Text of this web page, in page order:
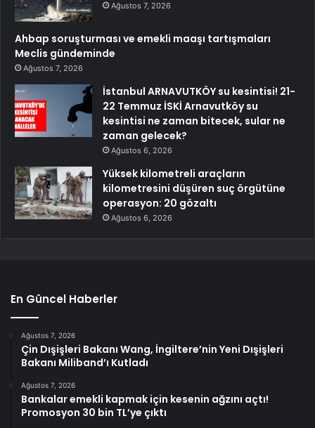
Ağustos 7, 2026
Ahbap soruşturması ve emekli maaşı tartışmaları
Meclis gündeminde
Ağustos 7, 2026
İstanbul ARNAVUTKÖY su kesintisi! 21-
22 Temmuz İSKİ Arnavutköy su
kesintisi ne zaman bitecek, sular ne
zaman gelecek?
Ağustos 6, 2026
Yüksek kilometreli araçların
kilometresini düşüren suç örgütüne
operasyon: 20 gözaltı
Ağustos 6, 2026
En Güncel Haberler
Ağustos 7, 2026
Çin Dışişleri Bakanı Wang, İngiltere’nin Yeni Dışişleri
Bakanı Miliband’ı Kutladı
Ağustos 7, 2026
Bankalar emekli kapmak için kesenin ağzını açtı!
Promosyon 30 bin TL’ye çıktı